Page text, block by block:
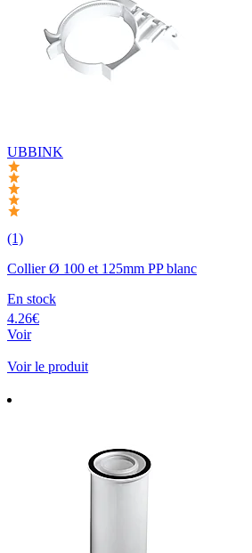
UBBINK
(1)
Collier Ø 100 et 125mm PP blanc
En stock
4.26€
Voir
Voir le produit